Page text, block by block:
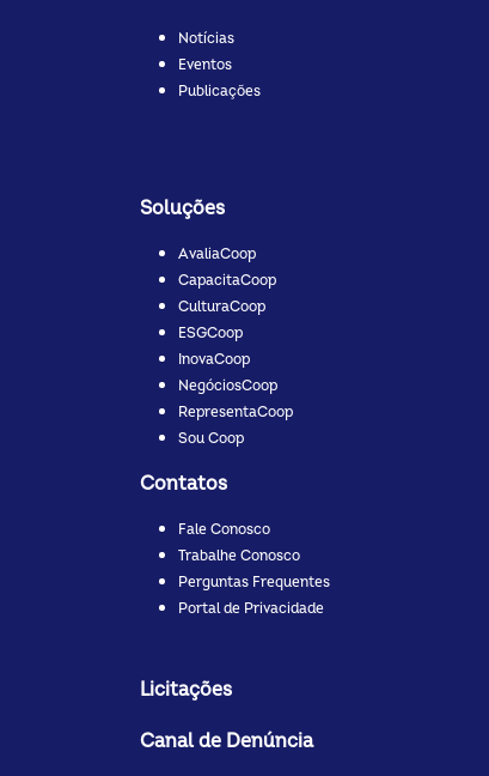
Notícias
Eventos
Publicações
Soluções
AvaliaCoop
CapacitaCoop
CulturaCoop
ESGCoop
InovaCoop
NegóciosCoop
RepresentaCoop
Sou Coop
Contatos
Fale Conosco
Trabalhe Conosco
Perguntas Frequentes
Portal de Privacidade
Licitações
Canal de Denúncia